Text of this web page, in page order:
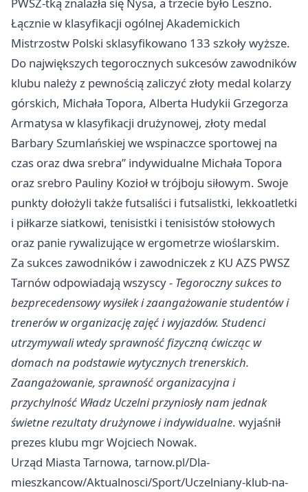
Łącznie w klasyfikacji ogólnej Akademickich
Mistrzostw Polski sklasyfikowano 133 szkoły wyższe.
Do największych tegorocznych sukcesów zawodników
klubu należy z pewnością zaliczyć złoty medal kolarzy
górskich, Michała Topora, Alberta Hudykii Grzegorza
Armatysa w klasyfikacji drużynowej, złoty medal
Barbary Szumlańskiej we wspinaczce sportowej na
czas oraz dwa srebra” indywidualne Michała Topora
oraz srebro Pauliny Kozioł w trójboju siłowym. Swoje
punkty dołożyli także futsaliści i futsalistki, lekkoatletki
i piłkarze siatkowi, tenisistki i tenisistów stołowych
oraz panie rywalizujące w ergometrze wioślarskim.
Za sukces zawodników i zawodniczek z KU AZS PWSZ
Tarnów odpowiadają wszyscy - Tegoroczny sukces to
bezprecedensowy wysiłek i zaangażowanie studentów i
trenerów w organizację zajęć i wyjazdów. Studenci
utrzymywali wtedy sprawność fizyczną ćwicząc w
domach na podstawie wytycznych trenerskich.
Zaangażowanie, sprawność organizacyjna i
przychylność Władz Uczelni przyniosły nam jednak
świetne rezultaty drużynowe i indywidualne. wyjaśnił
prezes klubu mgr Wojciech Nowak.
Urząd Miasta Tarnowa, tarnow.pl/Dla-
mieszkancow/Aktualnosci/Sport/Uczelniany-klub-na-